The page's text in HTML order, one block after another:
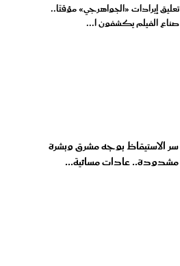
تعليق إيرادات «الجواهرجي» مؤقتًا..
صناع الفيلم يكشفون ا...
سر الاستيقاظ بوجه مشرق وبشرة
مشدودة.. عادات مسائية...